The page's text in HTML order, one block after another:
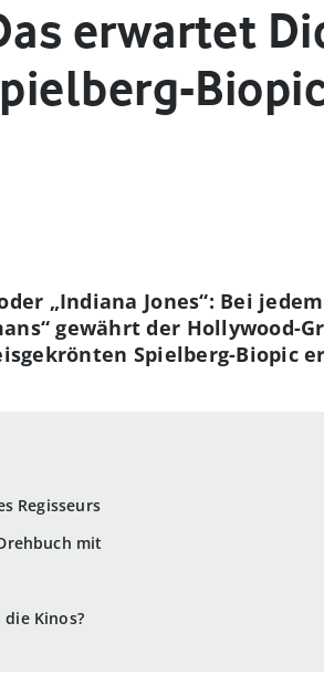
erwartet
Regisseurs
mit
die Kinos?
„Indiana Jones“: Bei
gewährt der Hollywood-
Spielberg-Biopic